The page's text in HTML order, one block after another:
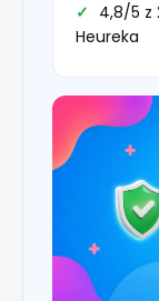
4,8/5 z
Heureka